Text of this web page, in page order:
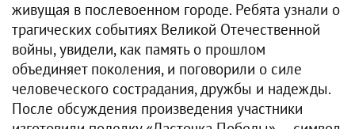
живущая в послевоенном городе. Ребята узнали о
трагических событиях Великой Отечественной
войны, увидели, как память о прошлом
объединяет поколения, и поговорили о силе
человеческого сострадания, дружбы и надежды.
После обсуждения произведения участники